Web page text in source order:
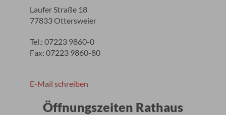
Laufer Straße 18
77833 Ottersweier
Tel.: 07223 9860-0
Fax: 07223 9860-80
E-Mail schreiben
Öffnungszeiten Rathaus